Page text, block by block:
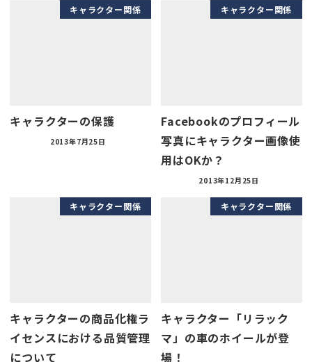
キャラクター関係
キャラクターの保護
2013年7月25日
キャラクター関係
Facebookのプロフィール
写真にキャラクター画像使
用はOKか？
2013年12月25日
キャラクター関係
キャラクターの商品化権ラ
イセンスにおける品質管理
について
キャラクター関係
キャラクター「リラック
マ」の車のホイールが登
場！